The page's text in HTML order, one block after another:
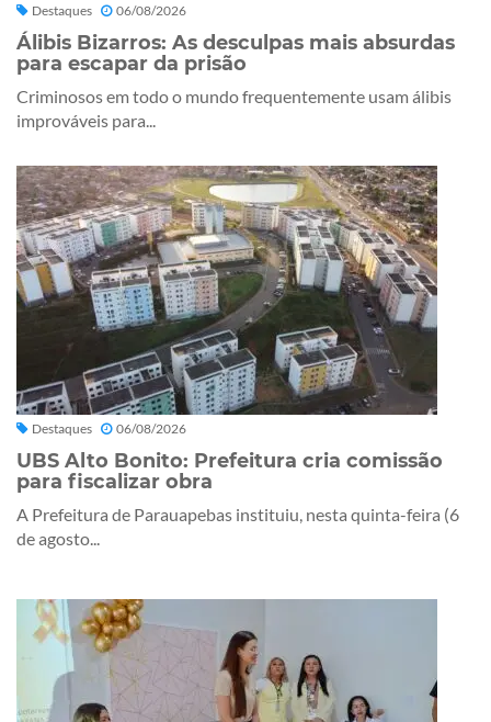
Destaques 06/08/2026
Álibis Bizarros: As desculpas mais absurdas
para escapar da prisão
Criminosos em todo o mundo frequentemente usam álibis
improváveis para...
Destaques 06/08/2026
UBS Alto Bonito: Prefeitura cria comissão
para fiscalizar obra
A Prefeitura de Parauapebas instituiu, nesta quinta-feira (6
de agosto...